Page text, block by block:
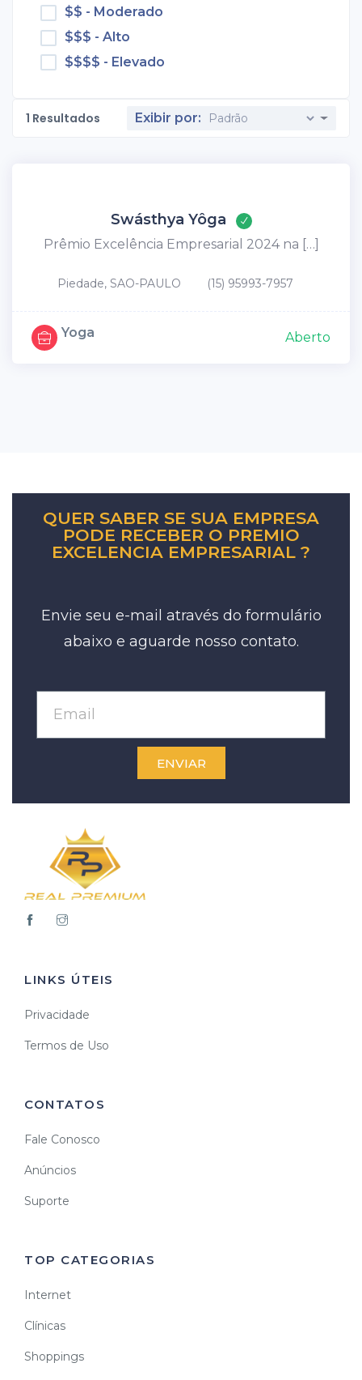
$$ - Moderado
$$$ - Alto
$$$$ - Elevado
1 Resultados Exibir por:
Swásthya Yôga
Prêmio Excelência Empresarial 2024 na […]
Piedade, SAO-PAULO (15) 95993-7957
Yoga Aberto
QUER SABER SE SUA EMPRESA
PODE RECEBER O PREMIO
EXCELENCIA EMPRESARIAL ?
Envie seu e-mail através do formulário
abaixo e aguarde nosso contato.
ENVIAR
LINKS ÚTEIS
Privacidade
Termos de Uso
CONTATOS
Fale Conosco
Anúncios
Suporte
TOP CATEGORIAS
Internet
Clínicas
Shoppings